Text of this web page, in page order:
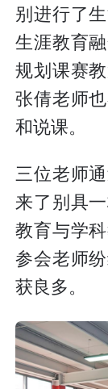
别进行了
生涯教育
规划课赛
张倩老师
和说课。
三位老师
来了别具
教育与学
参会老师
获良多。